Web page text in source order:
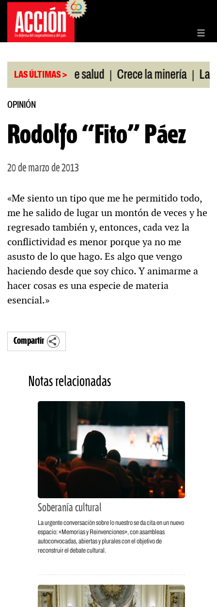
Saltar
contenido
LAS ÚLTIMAS >
cobertura de salud | Crece la minería | La
OPINIÓN
Rodolfo “Fito” Páez
20 de marzo de 2013
«Me siento un tipo que me he permitido todo,
me he salido de lugar un montón de veces y he
regresado también y, entonces, cada vez la
conflictividad es menor porque ya no me
asusto de lo que hago. Es algo que vengo
haciendo desde que soy chico. Y animarme a
hacer cosas es una especie de materia
esencial.»
Compartir
Notas relacionadas
Soberanía cultural
La urgente conversación sobre lo nuestro se da cita en un nuevo
espacio: «Memorias y Reinvenciones», con asambleas
autoconvocadas, abiertas y plurales con el objetivo de
reconstruir el debate cultural.